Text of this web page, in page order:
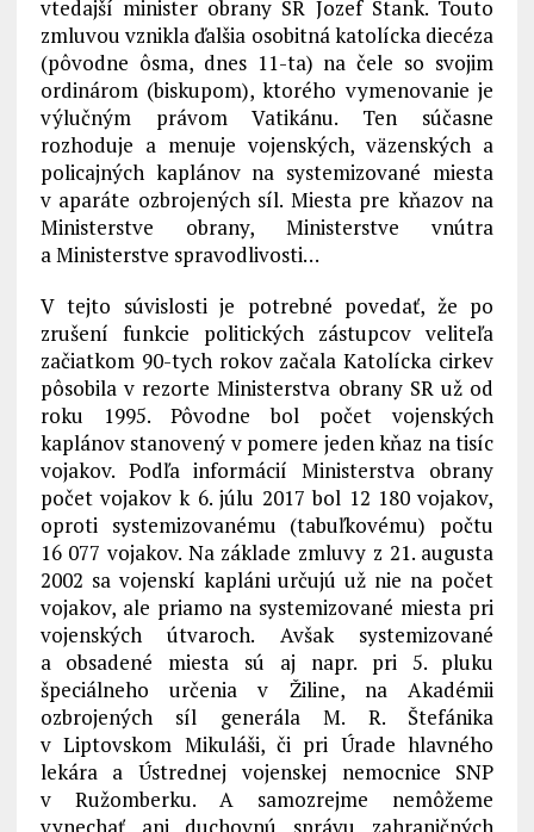
vtedajší minister obrany SR Jozef Stank. Touto
zmluvou vznikla ďalšia osobitná katolícka diecéza
(pôvodne ôsma, dnes 11-ta) na čele so svojim
ordinárom (biskupom), ktorého vymenovanie je
výlučným právom Vatikánu. Ten súčasne
rozhoduje a menuje vojenských, väzenských a
policajných kaplánov na systemizované miesta
v aparáte ozbrojených síl. Miesta pre kňazov na
Ministerstve obrany, Ministerstve vnútra
a Ministerstve spravodlivosti…
V tejto súvislosti je potrebné povedať, že po
zrušení funkcie politických zástupcov veliteľa
začiatkom 90-tych rokov začala Katolícka cirkev
pôsobila v rezorte Ministerstva obrany SR už od
roku 1995. Pôvodne bol počet vojenských
kaplánov stanovený v pomere jeden kňaz na tisíc
vojakov. Podľa informácií Ministerstva obrany
počet vojakov k 6. júlu 2017 bol 12 180 vojakov,
oproti systemizovanému (tabuľkovému) počtu
16 077 vojakov. Na základe zmluvy z 21. augusta
2002 sa vojenskí kapláni určujú už nie na počet
vojakov, ale priamo na systemizované miesta pri
vojenských útvaroch. Avšak systemizované
a obsadené miesta sú aj napr. pri 5. pluku
špeciálneho určenia v Žiline, na Akadémii
ozbrojených síl generála M. R. Štefánika
v Liptovskom Mikuláši, či pri Úrade hlavného
lekára a Ústrednej vojenskej nemocnice SNP
v Ružomberku. A samozrejme nemôžeme